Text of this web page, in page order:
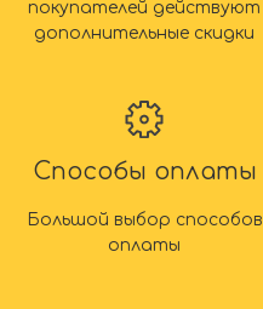
покупателей действуют
дополнительные скидки
Способы оплаты
Большой выбор способов
оплаты